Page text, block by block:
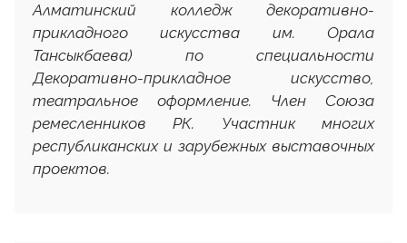
Алматинский колледж декоративно-
прикладного искусства им. Орала
Тансыкбаева) по специальности
Декоративно-прикладное искусство,
театральное оформление. Член Союза
ремесленников РК. Участник многих
республиканских и зарубежных выставочных
проектов.